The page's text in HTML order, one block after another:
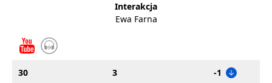
Interakcja
Ewa Farna
30 3 -1